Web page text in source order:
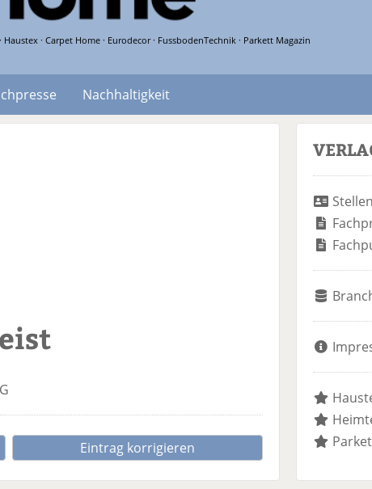
· Carpet Home · Eurodecor · FussbodenTechnik · Parkett Magazin
Nachhaltigkeit
Eintrag korrigieren